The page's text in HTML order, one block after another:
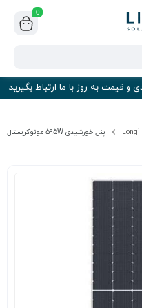
0
پنل خورشیدی 595W مونوکریستال